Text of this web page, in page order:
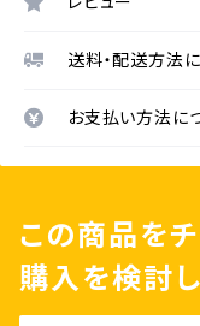
送料・配送方法
お支払い方法に
この商品を
購入を検討